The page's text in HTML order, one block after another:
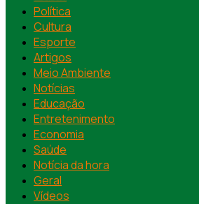
Política
Cultura
Esporte
Artigos
Meio Ambiente
Notícias
Educação
Entretenimento
Economia
Saúde
Notícia da hora
Geral
Vídeos